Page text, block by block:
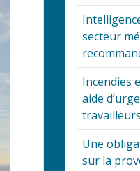
secteur
Incendies
aide
Une
sur la